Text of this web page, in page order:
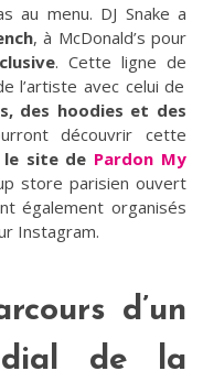
au menu. DJ Snake a
, à McDonald’s pour
. Cette ligne de
l’artiste avec celui de
des hoodies et des
découvrir cette
site de Pardon My
store parisien ouvert
également organisés
Instagram.
d’un
de la